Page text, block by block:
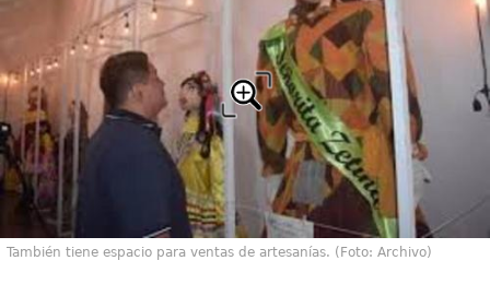
También tiene espacio para ventas de artesanías. (Foto: Archivo)